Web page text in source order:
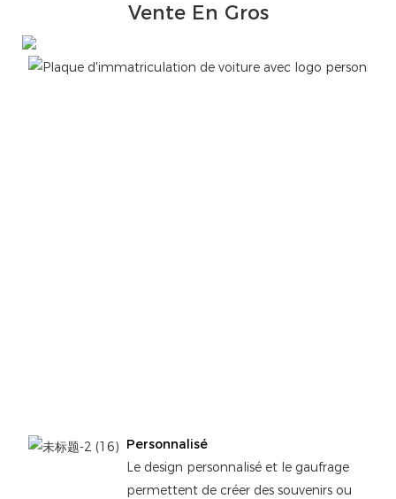
Vente En Gros
Personnalisé
Le design personnalisé et le gaufrage
permettent de créer des souvenirs ou